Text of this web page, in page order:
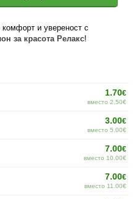
и увереност с
за красота Релакс!
1.70€
вместо 2.50€
3.00€
вместо 5.00€
7.00€
вместо 10.00€
7.00€
вместо 11.00€